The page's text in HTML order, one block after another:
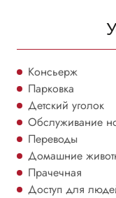
Консьерж
Парковка
Детский уголок
Обслуживание
Переводы
Домашние
Прачечная
Доступ для